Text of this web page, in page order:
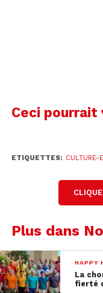
Ceci pourrait
ETIQUETTES: CULTURE-
Plus dans
HAPPY
La
fierté